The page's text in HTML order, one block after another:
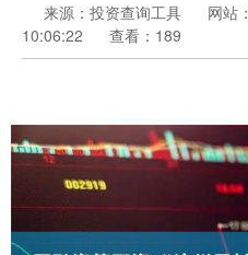
来源：投资查询工具 网站
10:06:22
查看：189